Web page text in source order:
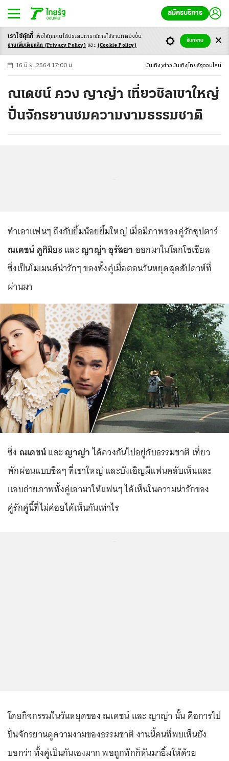
สมัครบริการ
-ก ก ก+
16 มิ.ย. 2564 17:00 น. บันเทิง ข่าวบันเทิง ไทยรัฐออนไลน์
ณเดชน์ ควง ญาญ่า เที่ยวชิลเขาใหญ่
ปั่นจักรยานชมความงามธรรมชาติ
ทำเอาแฟนๆ ถึงกับยิ้มน้อยยิ้มใหญ่ เมื่อมีภาพของคู่รักซุปตาร์
ณเดชน์ คูกิมิยะและญาญ่า อุรัสยา ออกมาในโลกโซเชียล
ซึ่งเป็นโมเมนต์น่ารักๆ ของทั้งคู่เมื่อตอนวันหยุดสุดสัปดาห์ที่
ผ่านมา
ซึ่ง ณเดชน์และญาญ่าได้ควงกันไปอยู่กับธรรมชาติ เที่ยว
พักผ่อนแบบชิลๆ ที่เขาใหญ่ และบังเอิญมีแฟนคลับเห็นและ
แอบถ่ายภาพทั้งคู่เอามาให้แฟนๆ ได้เห็นในความน่ารักของ
คู่รักคู่นี้ที่ไม่ค่อยได้เห็นกันเท่าไร
โดยกิจกรรมในวันหยุดของ ณเดชน์ และ ญาญ่า นั้น คือการไป
ปั่นจักรยานดูความงามของธรรมชาติ งานนี้คนที่พบเห็นยัง
บอกว่า ทั้งคู่เป็นกันเองมาก พอถูกทักก็หันมายิ้มให้ด้วย
เราใช้คุ้กกี้ เพื่อให้ทุกคนได้ประสบการณ์การใช้งานที่ดียิ่งขึ้น
อ่านเพิ่มเติมคลิก (Privacy Policy) และ (Cookie Policy)
รับทราบ